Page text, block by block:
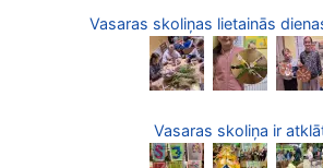
Vasaras skoliņas lietainās
Vasaras skoliņa ir